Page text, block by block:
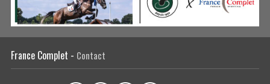
France Complet - Contact